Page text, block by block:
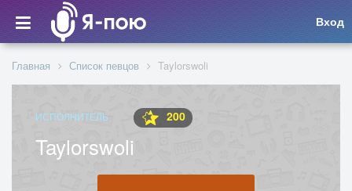
Вход
Главная Список певцов Taylorswoli
ИСПОЛНИТЕЛЬ 200
Taylorswoli